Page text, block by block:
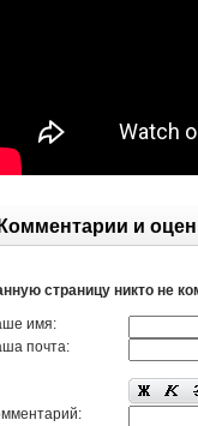
Комментарии и
страницу никто не
имя:
почта: